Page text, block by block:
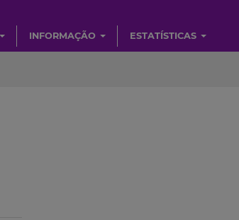
INFORMAÇÃO ESTATÍSTICAS